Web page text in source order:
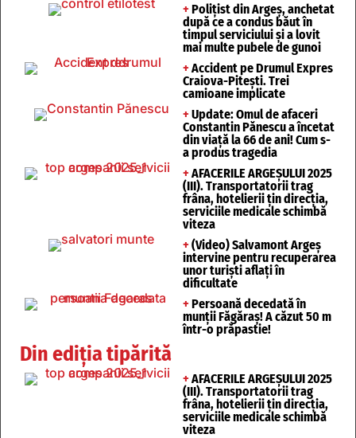
+ Polițist din Argeș, anchetat
după ce a condus băut în
timpul serviciului și a lovit
mai multe pubele de gunoi
+ Accident pe Drumul Expres
Craiova-Pitești. Trei
camioane implicate
+ Update: Omul de afaceri
Constantin Pănescu a încetat
din viață la 66 de ani! Cum s-
a produs tragedia
+ AFACERILE ARGEȘULUI 2025
(III). Transportatorii trag
frâna, hotelierii țin direcția,
serviciile medicale schimbă
viteza
+ (Video) Salvamont Argeș
intervine pentru recuperarea
unor turişti aflaţi în
dificultate
+ Persoană decedată în
munții Făgăraș! A căzut 50 m
într-o prăpastie!
Din ediția tipărită
+ AFACERILE ARGEȘULUI 2025
(III). Transportatorii trag
frâna, hotelierii țin direcția,
serviciile medicale schimbă
viteza